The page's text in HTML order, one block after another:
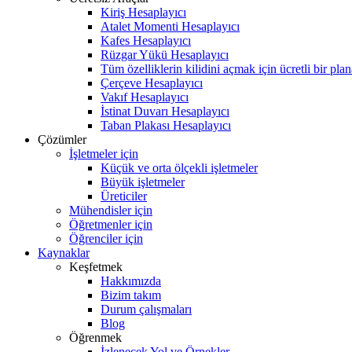
Kiriş Hesaplayıcı
Atalet Momenti Hesaplayıcı
Kafes Hesaplayıcı
Rüzgar Yükü Hesaplayıcı
Tüm özelliklerin kilidini açmak için ücretli bir
Çerçeve Hesaplayıcı
Vakıf Hesaplayıcı
İstinat Duvarı Hesaplayıcı
Taban Plakası Hesaplayıcı
Çözümler
İşletmeler için
Küçük ve orta ölçekli işletmeler
Büyük işletmeler
Üreticiler
Mühendisler için
Öğretmenler için
Öğrenciler için
Kaynaklar
Keşfetmek
Hakkımızda
Bizim takım
Durum çalışmaları
Blog
Öğrenmek